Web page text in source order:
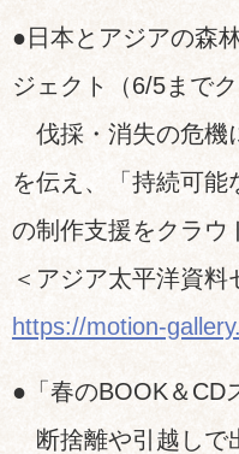
●日本とアジアの森
ジェクト（6/5まで
伐採・消失の危機
を伝え、「持続可
の制作支援をクラウ
＜アジア太平洋資料
https://motion-
●「春のBOOK＆CD
断捨離や引越しで